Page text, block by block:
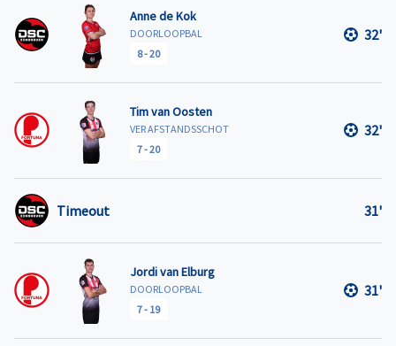
Anne de Kok
DOORLOOPBAL
8-20
32'
Tim van Oosten
VER AFSTANDSSCHOT
7-20
32'
Timeout 31'
Jordi van Elburg
DOORLOOPBAL
7- 19
31'